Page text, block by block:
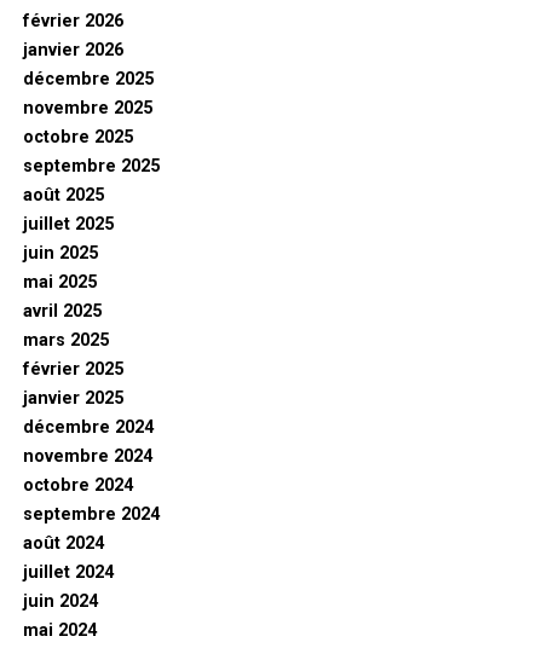
février 2026
janvier 2026
décembre 2025
novembre 2025
octobre 2025
septembre 2025
août 2025
juillet 2025
juin 2025
mai 2025
avril 2025
mars 2025
février 2025
janvier 2025
décembre 2024
novembre 2024
octobre 2024
septembre 2024
août 2024
juillet 2024
juin 2024
mai 2024